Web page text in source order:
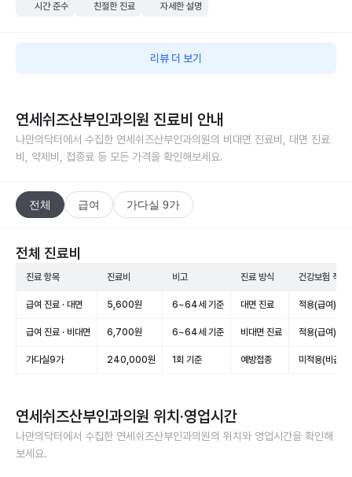
시간 준수 친절한 진료 자세한 설명
리뷰 더 보기
연세쉬즈산부인과의원 진료비 안내
나만의닥터에서 수집한 연세쉬즈산부인과의원의 비대면 진료비, 대면 진료
비, 약제비, 접종료 등 모든 가격을 확인해보세요.
전체 급여 가다실 9가
전체 진료비
진료 항목 진료비 비고 진료 방식 건강보험 적용
급여 진료 · 대면 5,600원 6~64세 기준 대면 진료 적용(급여)
급여 진료 · 비대면 6,700원 6~64세 기준 비대면 진료 적용(급여)
가다실9가 240,000원 1회 기준 예방접종 미적용(비급여)
연세쉬즈산부인과의원 위치·영업시간
나만의닥터에서 수집한 연세쉬즈산부인과의원의 위치와 영업시간을 확인해
보세요.